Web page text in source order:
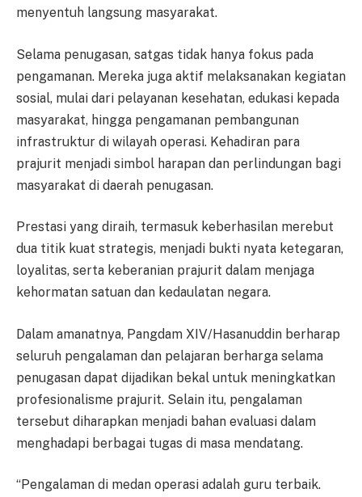
menyentuh langsung masyarakat.
Selama penugasan, satgas tidak hanya fokus pada
pengamanan. Mereka juga aktif melaksanakan kegiatan
sosial, mulai dari pelayanan kesehatan, edukasi kepada
masyarakat, hingga pengamanan pembangunan
infrastruktur di wilayah operasi. Kehadiran para
prajurit menjadi simbol harapan dan perlindungan bagi
masyarakat di daerah penugasan.
Prestasi yang diraih, termasuk keberhasilan merebut
dua titik kuat strategis, menjadi bukti nyata ketegaran,
loyalitas, serta keberanian prajurit dalam menjaga
kehormatan satuan dan kedaulatan negara.
Dalam amanatnya, Pangdam XIV/Hasanuddin berharap
seluruh pengalaman dan pelajaran berharga selama
penugasan dapat dijadikan bekal untuk meningkatkan
profesionalisme prajurit. Selain itu, pengalaman
tersebut diharapkan menjadi bahan evaluasi dalam
menghadapi berbagai tugas di masa mendatang.
“Pengalaman di medan operasi adalah guru terbaik.